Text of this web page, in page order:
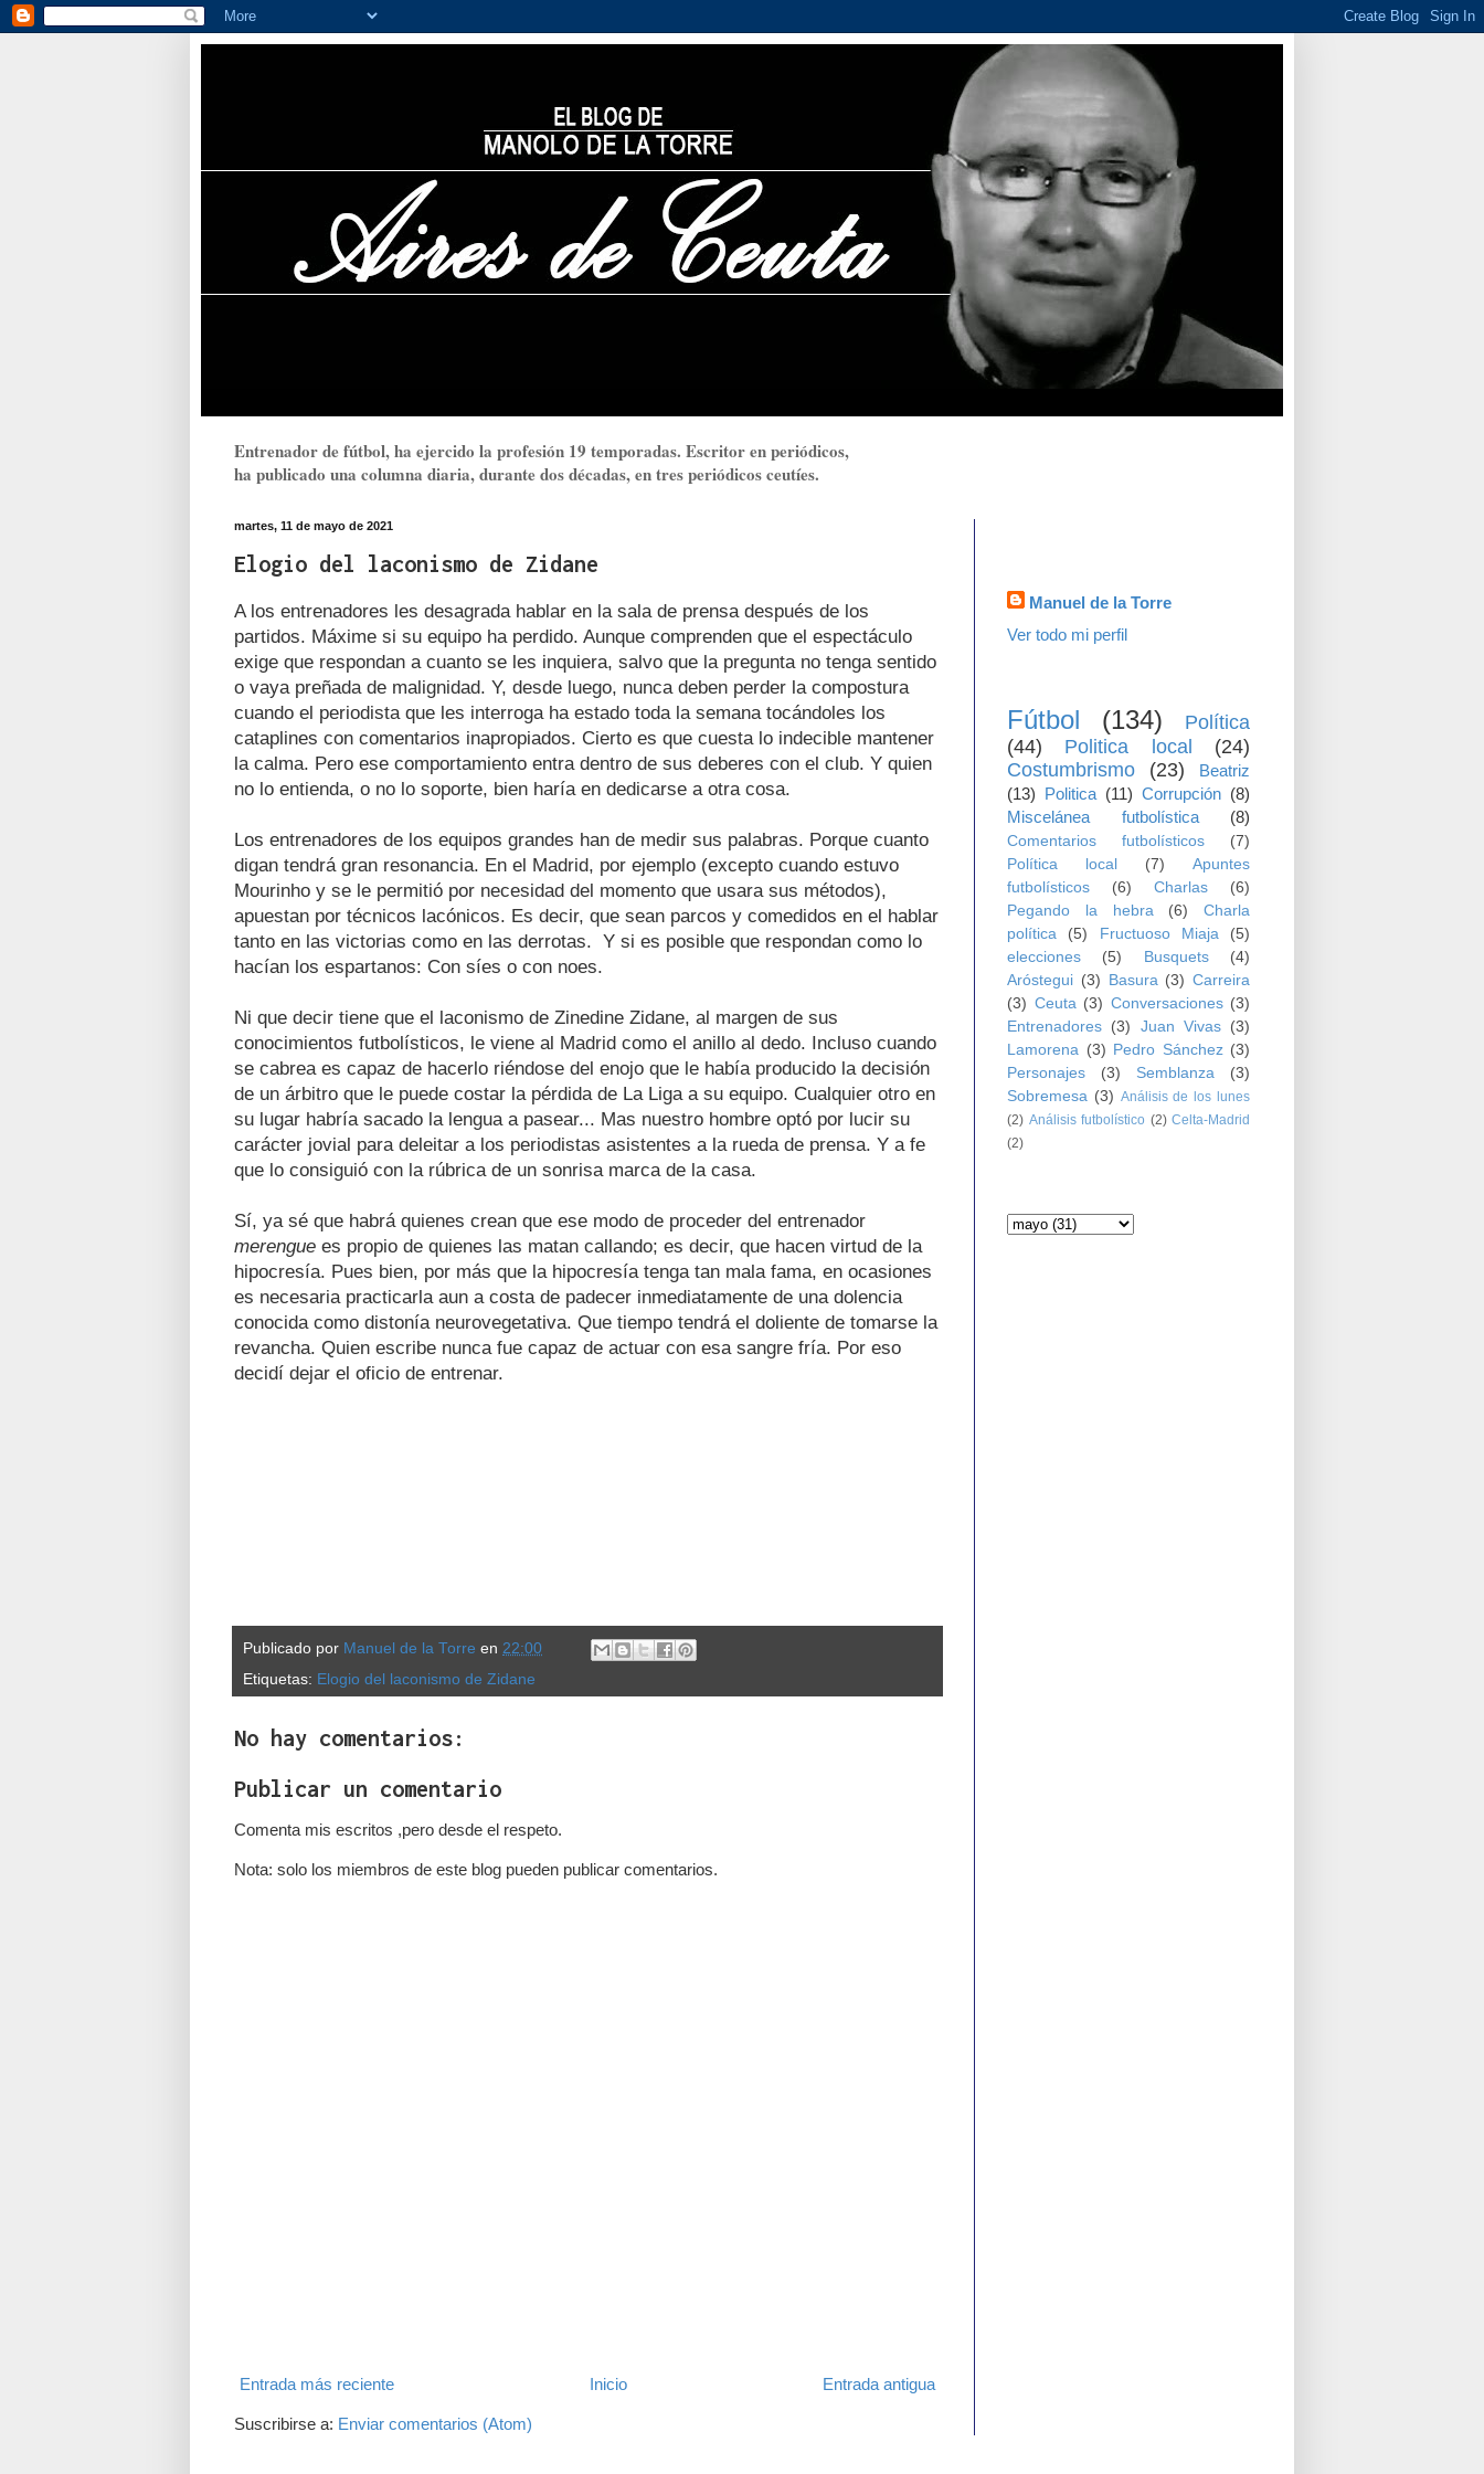
Entrenador de fútbol, ha ejercido la profesión 19 temporadas. Escritor en periódicos,
ha publicado una columna diaria, durante dos décadas, en tres periódicos ceutíes.
martes, 11 de mayo de 2021
Elogio del laconismo de Zidane
A los entrenadores les desagrada hablar en la sala de prensa después de los
partidos. Máxime si su equipo ha perdido. Aunque comprenden que el espectáculo
exige que respondan a cuanto se les inquiera, salvo que la pregunta no tenga sentido
o vaya preñada de malignidad. Y, desde luego, nunca deben perder la compostura
cuando el periodista que les interroga ha estado toda la semana tocándoles los
cataplines con comentarios inapropiados. Cierto es que cuesta lo indecible mantener
la calma. Pero ese comportamiento entra dentro de sus deberes con el club. Y quien
no lo entienda, o no lo soporte, bien haría en dedicarse a otra cosa.
Los entrenadores de los equipos grandes han de medir sus palabras. Porque cuanto
digan tendrá gran resonancia. En el Madrid, por ejemplo (excepto cuando estuvo
Mourinho y se le permitió por necesidad del momento que usara sus métodos),
apuestan por técnicos lacónicos. Es decir, que sean parcos y comedidos en el hablar
tanto en las victorias como en las derrotas. Y si es posible que respondan como lo
hacían los espartanos: Con síes o con noes.
Ni que decir tiene que el laconismo de Zinedine Zidane, al margen de sus
conocimientos futbolísticos, le viene al Madrid como el anillo al dedo. Incluso cuando
se cabrea es capaz de hacerlo riéndose del enojo que le había producido la decisión
de un árbitro que le puede costar la pérdida de La Liga a su equipo. Cualquier otro en
su lugar habría sacado la lengua a pasear... Mas nuestro hombre optó por lucir su
carácter jovial para deleitar a los periodistas asistentes a la rueda de prensa. Y a fe
que lo consiguió con la rúbrica de un sonrisa marca de la casa.
Sí, ya sé que habrá quienes crean que ese modo de proceder del entrenador
merengue es propio de quienes las matan callando; es decir, que hacen virtud de la
hipocresía. Pues bien, por más que la hipocresía tenga tan mala fama, en ocasiones
es necesaria practicarla aun a costa de padecer inmediatamente de una dolencia
conocida como distonía neurovegetativa. Que tiempo tendrá el doliente de tomarse la
revancha. Quien escribe nunca fue capaz de actuar con esa sangre fría. Por eso
decidí dejar el oficio de entrenar.
Publicado por Manuel de la Torre en 22:00
Etiquetas: Elogio del laconismo de Zidane
No hay comentarios:
Publicar un comentario
Comenta mis escritos ,pero desde el respeto.
Nota: solo los miembros de este blog pueden publicar comentarios.
Entrada más reciente Entrada antigua
Inicio
Suscribirse a: Enviar comentarios (Atom)
Manuel de la Torre
Ver todo mi perfil
Fútbol (134)
Política
(44)
Politica local
(24)
Costumbrismo
(23)
Beatriz
(13) Politica (11) Corrupción (8)
Miscelánea futbolística
(8)
Comentarios futbolísticos
(7)
Política local
(7)
Apuntes
futbolísticos
(6) Charlas
(6)
Pegando la hebra
(6)
Charla
política
(5) Fructuoso Miaja
(5)
elecciones
(5) Busquets
(4)
Aróstegui (3) Basura (3) Carreira
(3) Ceuta (3) Conversaciones (3)
Entrenadores (3) Juan Vivas
(3)
Lamorena (3) Pedro Sánchez (3)
Personajes
(3) Semblanza
(3)
Sobremesa (3) Análisis de los lunes
(2) Análisis futbolístico (2) Celta-Madrid
(2)